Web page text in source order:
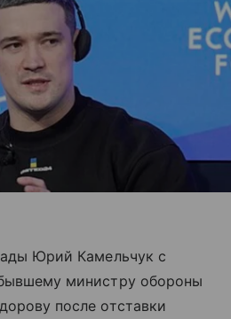
Юрий Камельчук с
министру обороны
после отставки